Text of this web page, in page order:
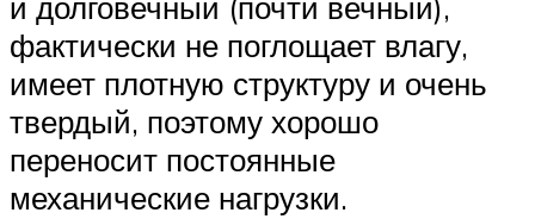
фактически не поглощает влагу,
имеет плотную структуру и очень
твердый, поэтому хорошо
переносит постоянные
механические нагрузки.